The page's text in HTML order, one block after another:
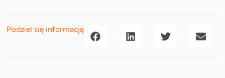
Podziel się informacją